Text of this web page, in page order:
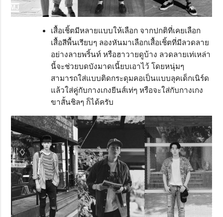
เสื้อเชิ้ตมีหลายแบบให้เลือก จากปกติที่เคยเลือก
เสื้อสีพื้นเรียบๆ ลองหันมาเลือกเสื้อเชิ้ตที่มีลวดลาย
อย่างลายพริ้นท์ หรือฮาวายดูบ้าง ลวดลายเท่เหล่า
นี้จะช่วยบดบังมาดเนี้ยบเอาไว้ โดยหนุ่มๆ
สามารถใส่แบบติดกระดุมคอเป็นแบบลุคเด็กเนิร์ด
แล้วใส่คู่กับกางเกงยีนส์เท่ๆ หรือจะใส่กับกางเกง
ขาสั้นชิลๆ ก็ได้ครับ